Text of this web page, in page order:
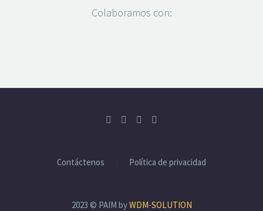
Colaboramos con:
Contáctenos Política de privacidad
2023 © PAIM byWDM-SOLUTION